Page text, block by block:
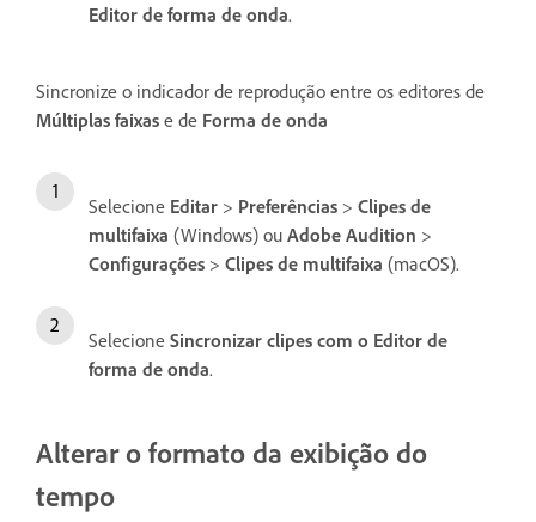
Editor de forma de onda.
Sincronize o indicador de reprodução entre os editores de
Múltiplas faixas e de Forma de onda
Selecione Editar > Preferências > Clipes de
multifaixa (Windows) ou Adobe Audition >
Configurações > Clipes de multifaixa (macOS).
Selecione Sincronizar clipes com o Editor de
forma de onda.
Alterar o formato da exibição do
tempo